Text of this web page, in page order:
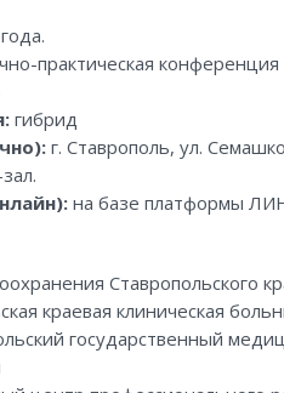
практическая
гибрид
г. Ставрополь, ул.
на базе платформы
Ставропольского
краевая клиническая
государственный